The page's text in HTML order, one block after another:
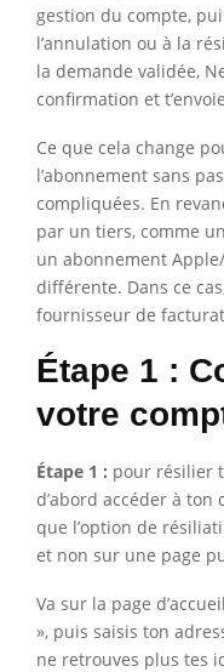
gestion du compte,
l’annulation ou à la
la demande validée,
confirmation et
Ce que cela change
l’abonnement sans
compliquées. En
par un tiers, comme
un abonnement
différente. Dans ce
fournisseur de
Étape 1 :
votre
Étape 1 : pour résilier
d’abord accéder à ton
que l’option de
et non sur une page
Va sur la page
», puis saisis ton
ne retrouves plus tes